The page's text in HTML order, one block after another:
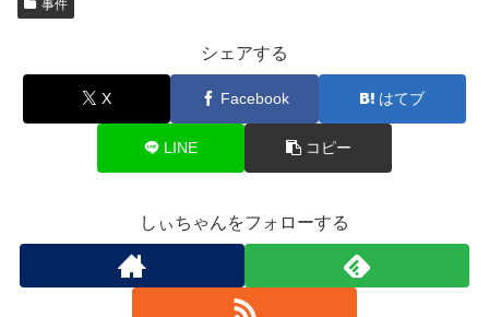
事件
シェアする
X Facebook はてブ
LINE コピー
しぃちゃんをフォローする